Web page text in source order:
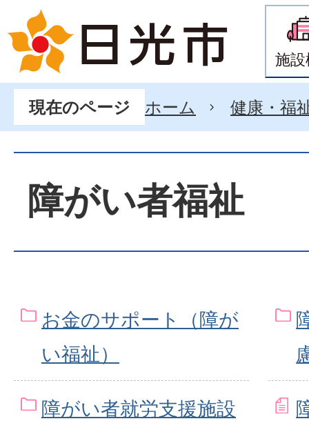
施
現在のページ ホーム 健康・福
障がい者福祉
お金のサポート（障が
い福祉）
障がい者就労支援施設